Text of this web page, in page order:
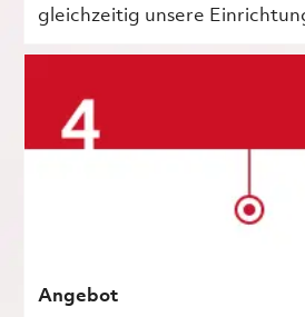
gleichzeitig unsere
Angebot